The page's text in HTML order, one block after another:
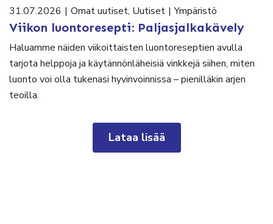
31.07.2026 | Omat uutiset, Uutiset | Ympäristö
Viikon luontoresepti: Paljasjalkakävely
Haluamme näiden viikoittaisten luontoreseptien avulla
tarjota helppoja ja käytännönläheisiä vinkkejä siihen, miten
luonto voi olla tukenasi hyvinvoinnissa – pienilläkin arjen
teoilla.
Lataa lisää